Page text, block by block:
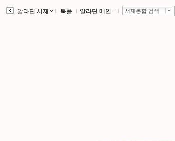
알라딘 서재 ｌ 북플 ｌ 알라딘 메인 ｌ 서재통합 검색